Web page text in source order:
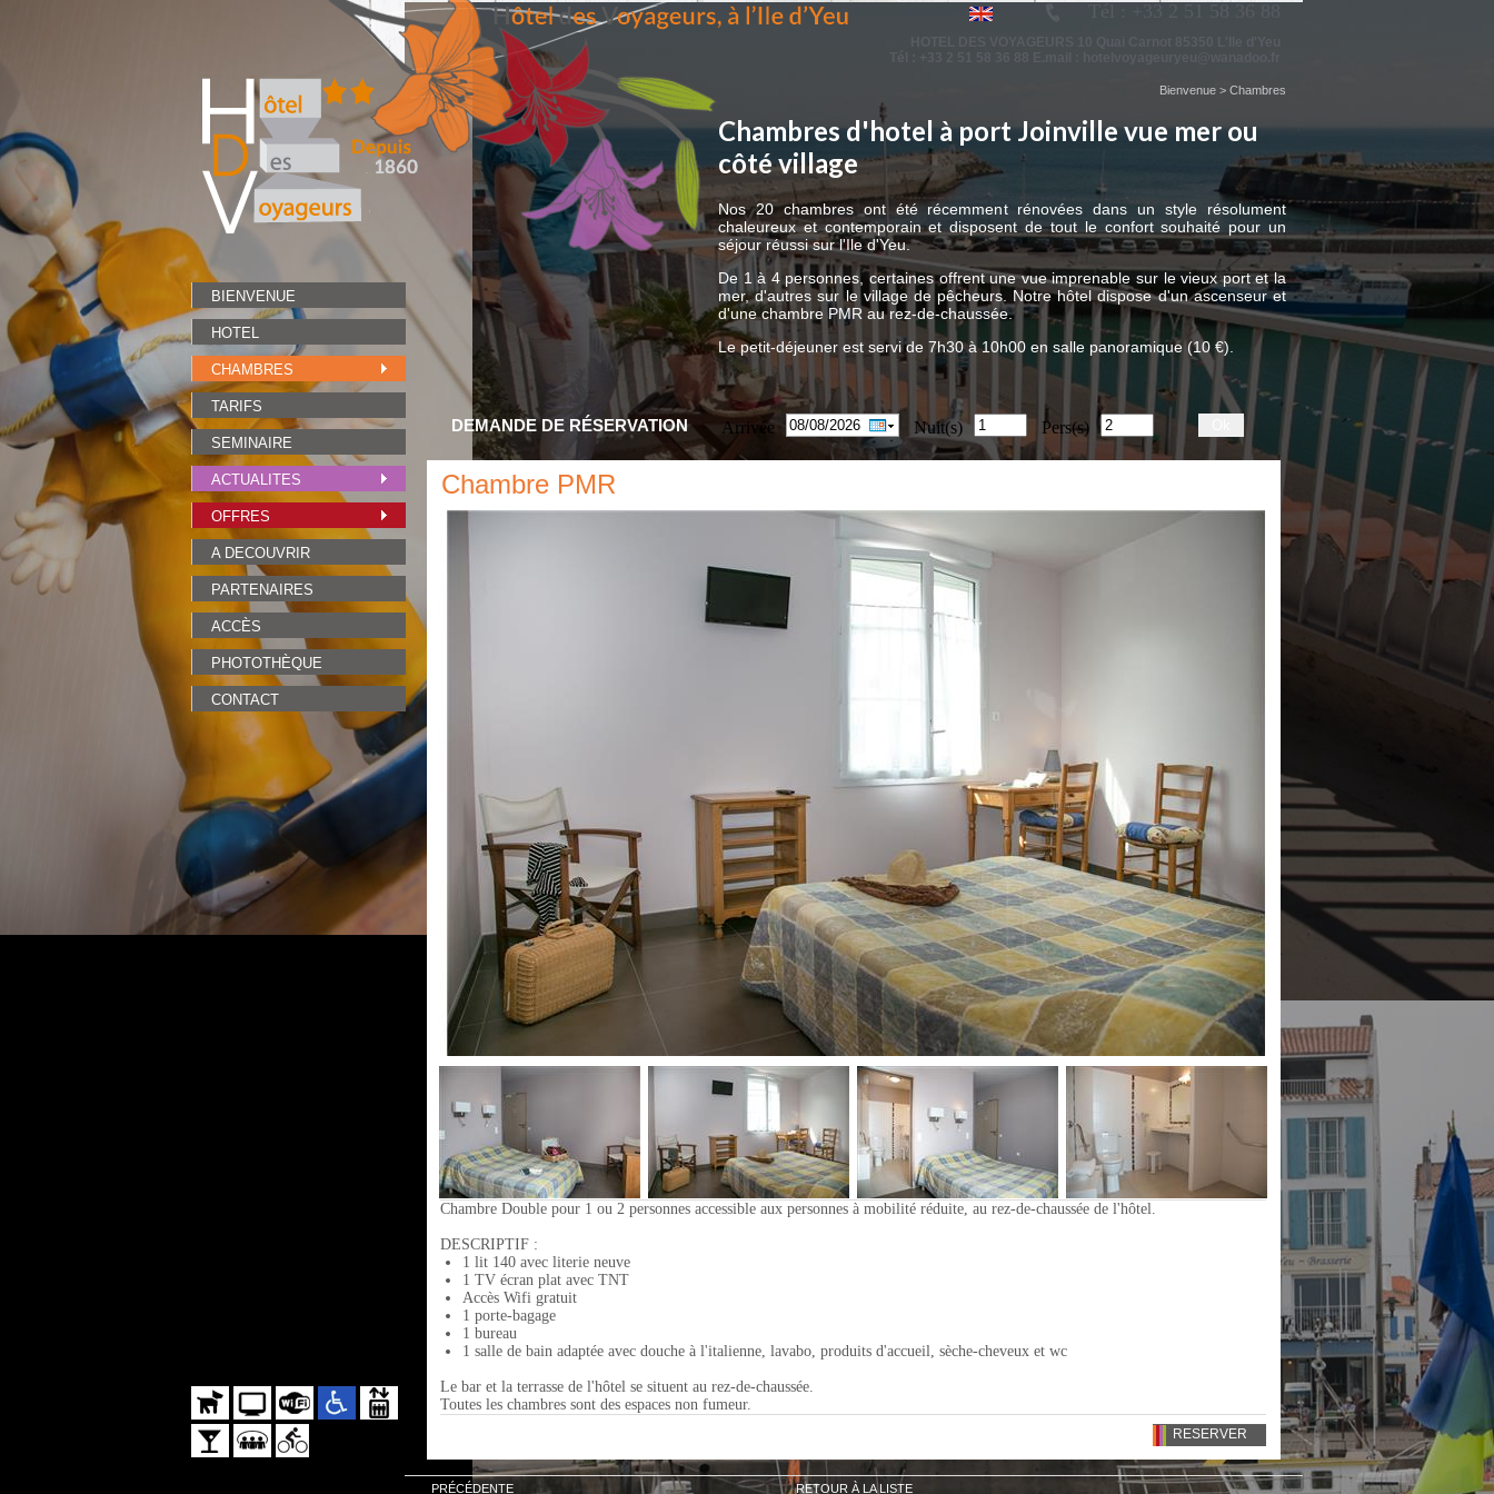
BIENVENUE
HOTEL
CHAMBRES
TARIFS
SEMINAIRE
ACTUALITES
OFFRES
A DECOUVRIR
PARTENAIRES
ACCÈS
PHOTOTHÈQUE
CONTACT
Bienvenue > Chambres
Chambres d'hotel à port Joinville vue mer ou
côté village
Nos 20 chambres ont été récemment rénovées dans un style résolument
chaleureux et contemporain et disposent de tout le confort souhaité pour un
séjour réussi sur l'Ile d'Yeu.
De 1 à 4 personnes, certaines offrent une vue imprenable sur le vieux port et la
mer, d'autres sur le village de pêcheurs. Notre hôtel dispose d'un ascenseur et
d'une chambre PMR au rez-de-chaussée.
Le petit-déjeuner est servi de 7h30 à 10h00 en salle panoramique (10 €).
DEMANDE DE RÉSERVATION Arrivée Nuit(s) Pers(s)
Chambre PMR
Chambre Double pour 1 ou 2 personnes accessible aux personnes à mobilité réduite, au rez-de-chaussée de l'hôtel.
DESCRIPTIF :
1 lit 140 avec literie neuve
1 TV écran plat avec TNT
Accès Wifi gratuit
1 porte-bagage
1 bureau
1 salle de bain adaptée avec douche à l'italienne, lavabo, produits d'accueil, sèche-cheveux et wc
Le bar et la terrasse de l'hôtel se situent au rez-de-chaussée.
Toutes les chambres sont des espaces non fumeur.
RESERVER
PRÉCÉDENTE RETOUR À LA LISTE